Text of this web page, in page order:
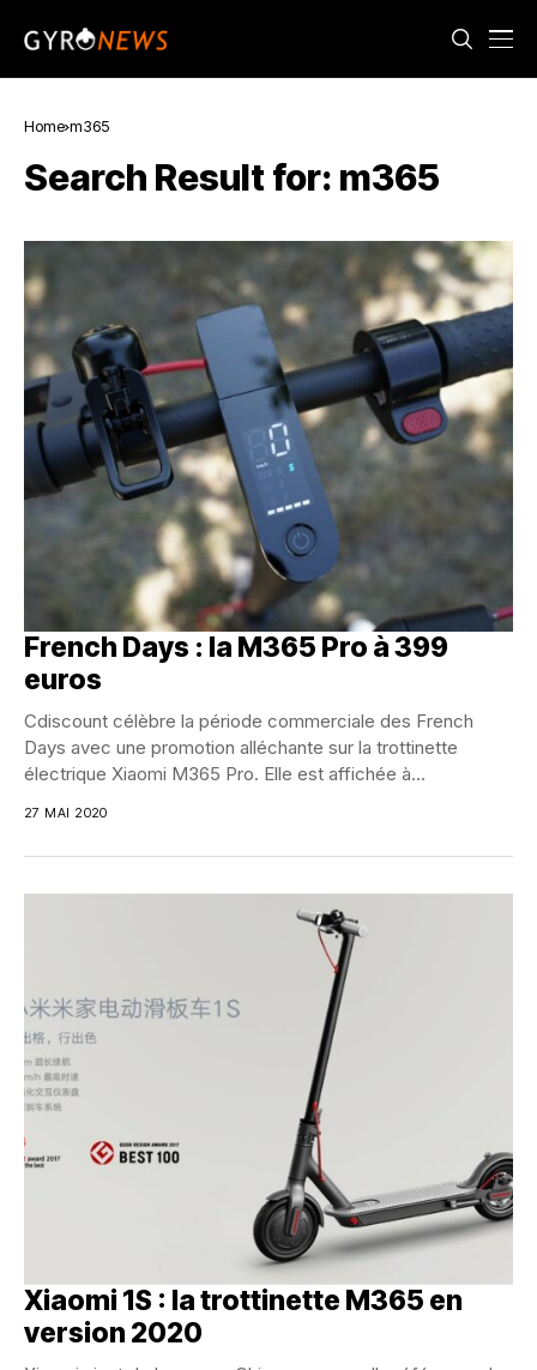
Home m365
Search Result for: m365
French Days : la M365 Pro à 399
euros
Cdiscount célèbre la période commerciale des French
Days avec une promotion alléchante sur la trottinette
électrique Xiaomi M365 Pro. Elle est affichée à...
27 MAI 2020
Xiaomi 1S : la trottinette M365 en
version 2020